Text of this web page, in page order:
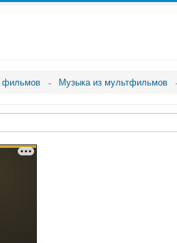
фильмов Музыка из мультфильмов